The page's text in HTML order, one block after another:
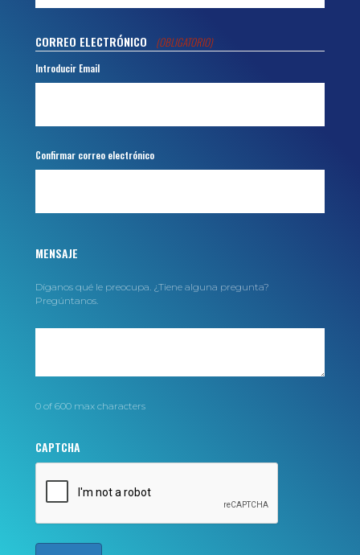
CORREO ELECTRÓNICO (OBLIGATORIO)
Introducir Email
Confirmar correo electrónico
MENSAJE
Díganos qué le preocupa. ¿Tiene alguna pregunta?
Pregúntanos.
0 of 600 max characters
CAPTCHA